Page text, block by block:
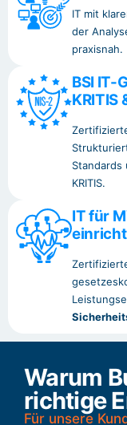
IT mit
der
praxisnah.
BSI IT-
KRITIS
KRITIS.
IT für
Warum
richtige
Für unsere